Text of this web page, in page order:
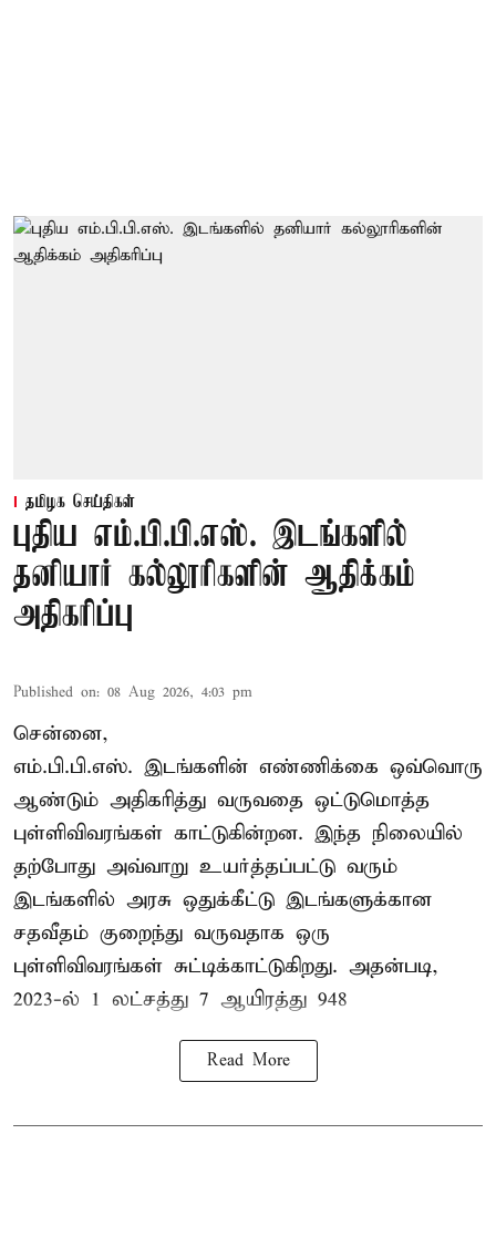
தமிழக செய்திகள்
புதிய எம்.பி.பி.எஸ். இடங்களில்
தனியார் கல்லூரிகளின் ஆதிக்கம்
அதிகரிப்பு
Published on: 08 Aug 2026, 4:03 pm
சென்னை,
எம்.பி.பி.எஸ். இடங்களின் எண்ணிக்கை ஒவ்வொரு
ஆண்டும் அதிகரித்து வருவதை ஒட்டுமொத்த
புள்ளிவிவரங்கள் காட்டுகின்றன. இந்த நிலையில்
தற்போது அவ்வாறு உயர்த்தப்பட்டு வரும்
இடங்களில் அரசு ஒதுக்கீட்டு இடங்களுக்கான
சதவீதம் குறைந்து வருவதாக ஒரு
புள்ளிவிவரங்கள் சுட்டிக்காட்டுகிறது. அதன்படி,
2023-ல் 1 லட்சத்து 7 ஆயிரத்து 948
Read More